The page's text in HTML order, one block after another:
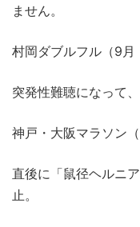
ません。
村岡ダブルフル（9
突発性難聴になって
神戸・大阪マラソン
直後に「鼠径ヘルニ
止。